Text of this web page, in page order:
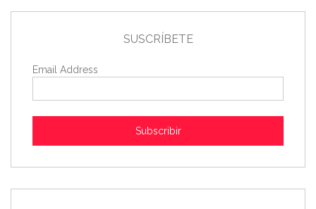
SUSCRÍBETE
Email Address
Subscribir